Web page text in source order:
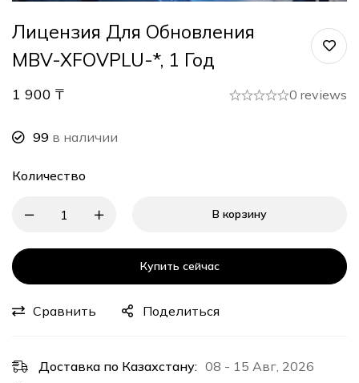
Лицензия Для Обновления
MBV-XFOVPLU-*, 1 Год
1 900 ₸ 0 reviews
99 в наличии
Количество
В корзину
Купить сейчас
Сравнить Поделиться
Доставка по Казахстану: 08 - 15 Авг, 2026